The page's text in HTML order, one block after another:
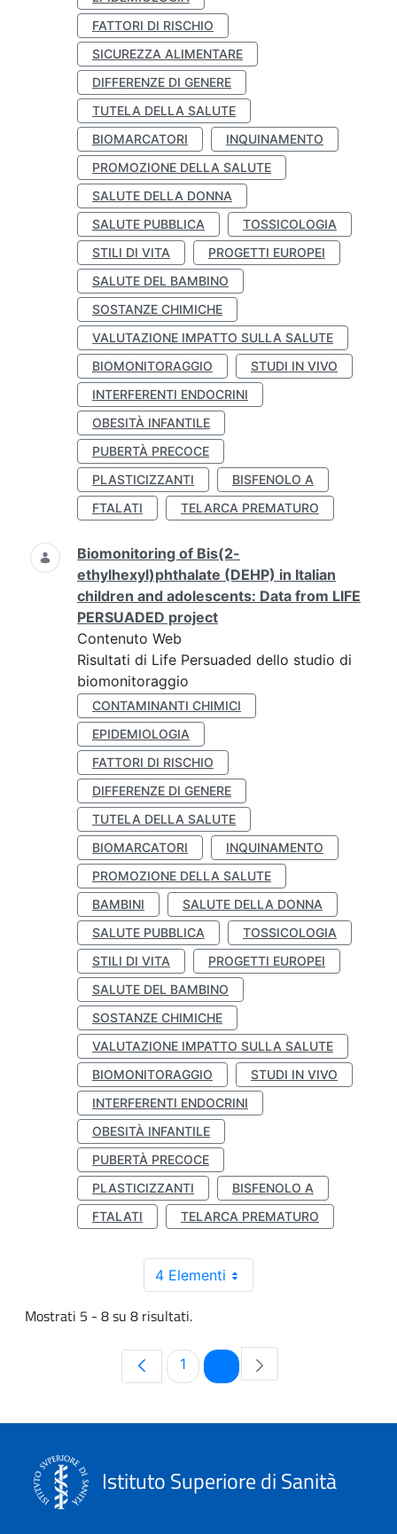
FATTORI DI RISCHIO
SICUREZZA ALIMENTARE
DIFFERENZE DI GENERE
TUTELA DELLA SALUTE
BIOMARCATORI
INQUINAMENTO
PROMOZIONE DELLA SALUTE
SALUTE DELLA DONNA
SALUTE PUBBLICA
TOSSICOLOGIA
STILI DI VITA
PROGETTI EUROPEI
SALUTE DEL BAMBINO
SOSTANZE CHIMICHE
VALUTAZIONE IMPATTO SULLA SALUTE
BIOMONITORAGGIO
STUDI IN VIVO
INTERFERENTI ENDOCRINI
OBESITÀ INFANTILE
PUBERTÀ PRECOCE
PLASTICIZZANTI
BISFENOLO A
FTALATI
TELARCA PREMATURO
Biomonitoring of Bis(2-
ethylhexyl)phthalate (DEHP) in Italian
children and adolescents: Data from LIFE
PERSUADED project
Contenuto Web
Risultati di Life Persuaded dello studio di
biomonitoraggio
CONTAMINANTI CHIMICI
EPIDEMIOLOGIA
FATTORI DI RISCHIO
DIFFERENZE DI GENERE
TUTELA DELLA SALUTE
BIOMARCATORI
INQUINAMENTO
PROMOZIONE DELLA SALUTE
BAMBINI
SALUTE DELLA DONNA
SALUTE PUBBLICA
TOSSICOLOGIA
STILI DI VITA
PROGETTI EUROPEI
SALUTE DEL BAMBINO
SOSTANZE CHIMICHE
VALUTAZIONE IMPATTO SULLA SALUTE
BIOMONITORAGGIO
STUDI IN VIVO
INTERFERENTI ENDOCRINI
OBESITÀ INFANTILE
PUBERTÀ PRECOCE
PLASTICIZZANTI
BISFENOLO A
FTALATI
TELARCA PREMATURO
4 Elementi
Mostrati 5 - 8 su 8 risultati.
Pagina
1 Pagina
Istituto Superiore di Sanità